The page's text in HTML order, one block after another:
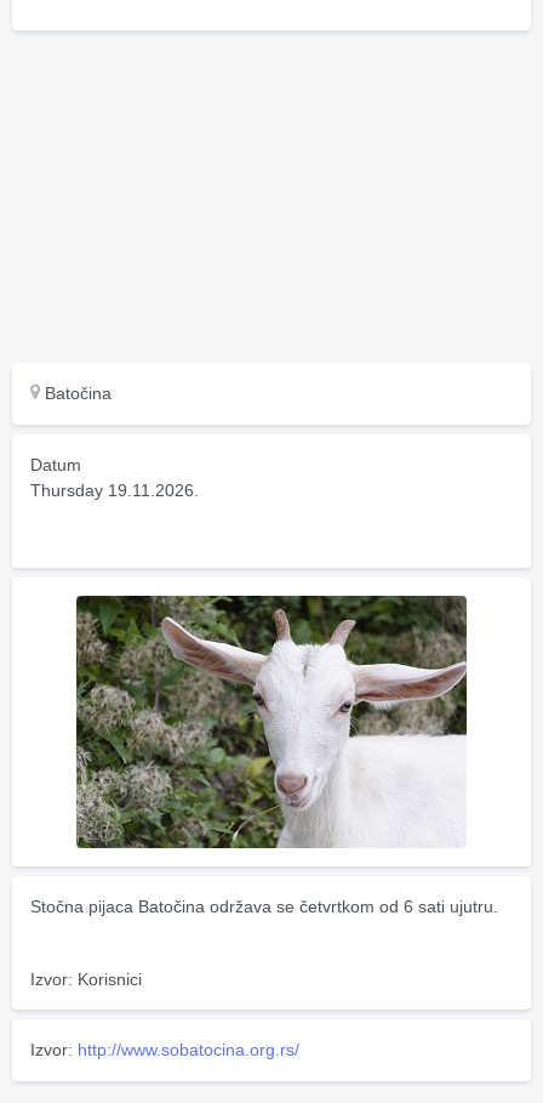
Batočina
Datum
Thursday 19.11.2026.
Stočna pijaca Batočina održava se četvrtkom od 6 sati ujutru.
Izvor: Korisnici
Izvor: http://www.sobatocina.org.rs/